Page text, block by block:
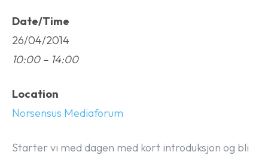
Date/Time
26/04/2014
10:00 – 14:00
Location
Norsensus Mediaforum
Starter vi med dagen med kort introduksjon og bli